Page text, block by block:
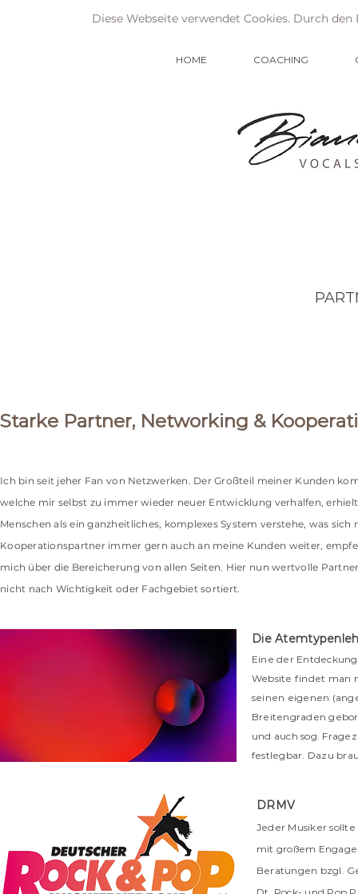
Diese Webseite verwendet Cookies. Durch
HOME COACHING
Starke Partner, Networking &
Ich bin seit jeher Fan von Netzwerken. Der Großteil meiner Kunden
welche mir selbst zu immer wieder neuer Entwicklung verhalfen,
Menschen als ein ganzheitliches, komplexes System verstehe, was
Kooperationspartner immer gern auch an meine Kunden weiter,
mich über die Bereicherung von allen Seiten. Hier nun wertvolle
nicht nach Wichtigkeit oder Fachgebiet sortiert.
Die
Eine der
Website findet man
seinen eigenen
Breitengraden
und auch sog.
festlegbar. Dazu
DRMV
Jeder Musiker
mit großem
Beratungen bzgl.